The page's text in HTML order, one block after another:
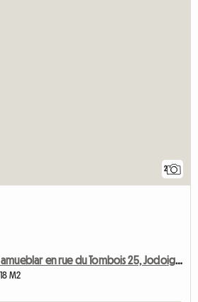
2
Se alquila habitación sin amueblar en rue du Tombois 25, Jodoigne
M2